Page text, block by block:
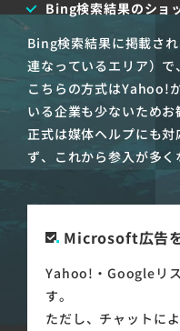
Bing検索結果のショ
Bing検索結果に掲載さ
連なっているエリア）で
こちらの方式はYahoo!
いる企業も少ないためお
正式は媒体ヘルプにも
ず、これから参入が多く
Microsoft広告
Yahoo!・Googleリ
す。
ただし、チャットに